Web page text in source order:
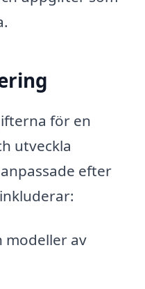
för en
utveckla
efter
modeller av